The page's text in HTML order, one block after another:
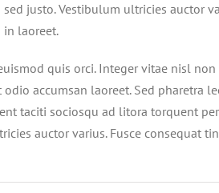
justo. Vestibulum ultricies auctor
in laoreet.
quis orci. Integer vitae nisl
accumsan laoreet. Sed pharetra
taciti sociosqu ad litora torquent
auctor varius. Fusce consequat